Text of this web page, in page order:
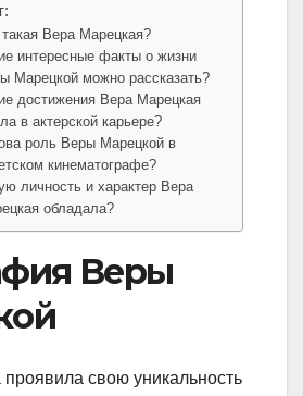
такая Вера Марецкая?
интересные факты о жизни
Марецкой можно рассказать?
достижения Вера Марецкая
в актерской карьере?
роль Веры Марецкой в
кинематографе?
личность и характер Вера
обладала?
Веры
свою уникальность